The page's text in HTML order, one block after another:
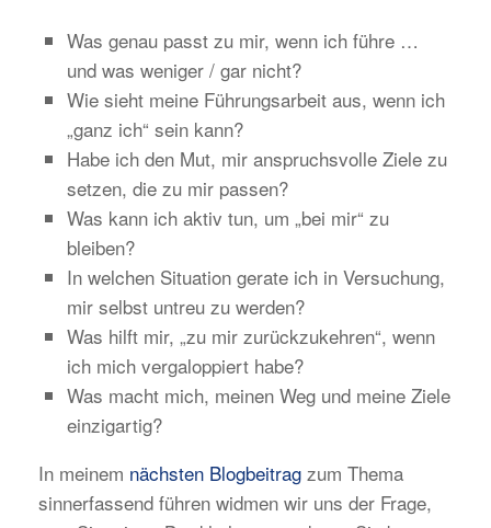
Was genau passt zu mir, wenn ich führe …
und was weniger / gar nicht?
Wie sieht meine Führungsarbeit aus, wenn ich
„ganz ich“ sein kann?
Habe ich den Mut, mir anspruchsvolle Ziele zu
setzen, die zu mir passen?
Was kann ich aktiv tun, um „bei mir“ zu
bleiben?
In welchen Situation gerate ich in Versuchung,
mir selbst untreu zu werden?
Was hilft mir, „zu mir zurückzukehren“, wenn
ich mich vergaloppiert habe?
Was macht mich, meinen Weg und meine Ziele
einzigartig?
In meinem nächsten Blogbeitrag zum Thema
sinnerfassend führen widmen wir uns der Frage,